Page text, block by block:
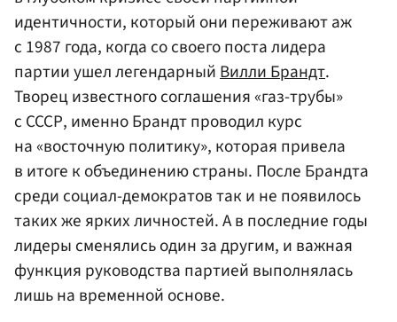
идентичности, который они переживают аж
с 1987 года, когда со своего поста лидера
партии ушел легендарныйВилли Брандт.
Творец известного соглашения «газ-трубы»
с СССР, именно Брандт проводил курс
на «восточную политику», которая привела
в итоге к объединению страны. После Брандта
среди социал-демократов так и не появилось
таких же ярких личностей. А в последние годы
лидеры сменялись один за другим, и важная
функция руководства партией выполнялась
лишь на временной основе.